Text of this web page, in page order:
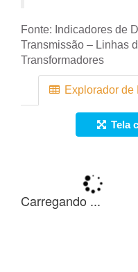
Fonte: Indicadores de
Transmissão – Linhas
Transformadores
Explorador de
Tela